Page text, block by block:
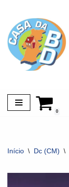
Avançar
para
o
conteúdo
0
Início \ Dc (CM) \